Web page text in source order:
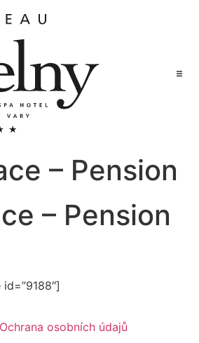
– Pension
– Pension
Ochrana osobních údajů